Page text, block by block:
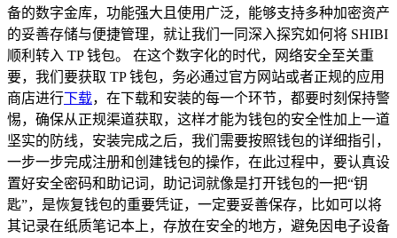
备的数字金库，功能强大且使用广泛，能够支持多种加密资产
的妥善存储与便捷管理，就让我们一同深入探究如何将 SHIBI
顺利转入 TP 钱包。 在这个数字化的时代，网络安全至关重
要，我们要获取 TP 钱包，务必通过官方网站或者正规的应用
商店进行下载，在下载和安装的每一个环节，都要时刻保持警
惕，确保从正规渠道获取，这样才能为钱包的安全性加上一道
坚实的防线，安装完成之后，我们需要按照钱包的详细指引，
一步一步完成注册和创建钱包的操作，在此过程中，要认真设
置好安全密码和助记词，助记词就像是打开钱包的一把“钥
匙”，是恢复钱包的重要凭证，一定要妥善保存，比如可以将
其记录在纸质笔记本上，存放在安全的地方，避免因电子设备